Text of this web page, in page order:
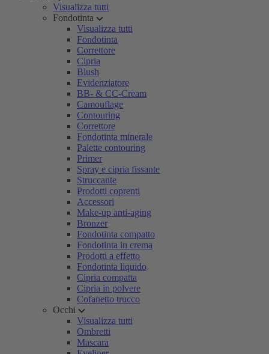
Visualizza tutti
Fondotinta
Visualizza tutti
Fondotinta
Correttore
Cipria
Blush
Evidenziatore
BB- & CC-Cream
Camouflage
Contouring
Correttore
Fondotinta minerale
Palette contouring
Primer
Spray e cipria fissante
Struccante
Prodotti coprenti
Accessori
Make-up anti-aging
Bronzer
Fondotinta compatto
Fondotinta in crema
Prodotti a effetto
Fondotinta liquido
Cipria compatta
Cipria in polvere
Cofanetto trucco
Occhi
Visualizza tutti
Ombretti
Mascara